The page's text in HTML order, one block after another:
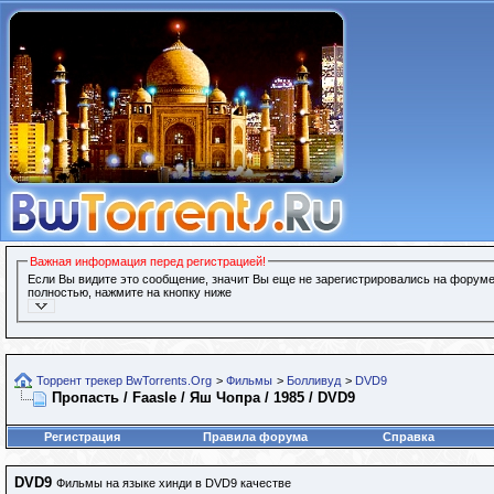
Важная информация перед регистрацией!
Если Вы видите это сообщение, значит Вы еще не зарегистрировались на
полностью, нажмите на кнопку ниже
Торрент трекер BwTorrents.Org > Фильмы > Болливуд > DVD9
Пропасть / Faasle / Яш Чопра / 1985 / DVD9
Регистрация Правила форума Справка
DVD9 Фильмы на языке хинди в DVD9 качестве